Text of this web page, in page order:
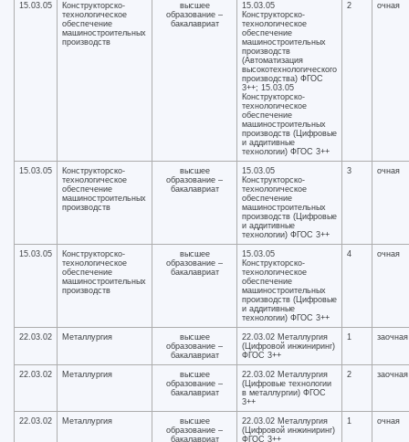
15.03.05
Конструкторско-
технологическое
обеспечение
машиностроительных
производств
высшее
образование –
бакалавриат
15.03.05
Конструкторско-
технологическое
обеспечение
машиностроительных
производств
(Автоматизация
высокотехнологического
производства) ФГОС
3++; 15.03.05
Конструкторско-
технологическое
обеспечение
машиностроительных
производств (Цифровые
и аддитивные
технологии) ФГОС 3++
2 очная
15.03.05
Конструкторско-
технологическое
обеспечение
машиностроительных
производств
высшее
образование –
бакалавриат
15.03.05
Конструкторско-
технологическое
обеспечение
машиностроительных
производств (Цифровые
и аддитивные
технологии) ФГОС 3++
3 очная
15.03.05
Конструкторско-
технологическое
обеспечение
машиностроительных
производств
высшее
образование –
бакалавриат
15.03.05
Конструкторско-
технологическое
обеспечение
машиностроительных
производств (Цифровые
и аддитивные
технологии) ФГОС 3++
4 очная
22.03.02 Металлургия
высшее
образование –
бакалавриат
22.03.02 Металлургия
(Цифровой инжиниринг)
ФГОС 3++
1 заочная
22.03.02 Металлургия
высшее
образование –
бакалавриат
22.03.02 Металлургия
(Цифровые технологии
в металлургии) ФГОС
3++
2 заочная
22.03.02 Металлургия
высшее
образование –
бакалавриат
22.03.02 Металлургия
(Цифровой инжиниринг)
ФГОС 3++
1 очная